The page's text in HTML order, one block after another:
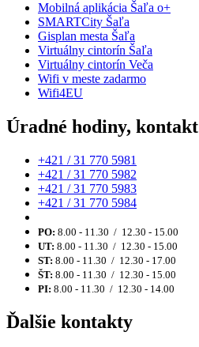
Mobilná aplikácia Šaľa o+
SMARTCity Šaľa
Gisplan mesta Šaľa
Virtuálny cintorín Šaľa
Virtuálny cintorín Veča
Wifi v meste zadarmo
Wifi4EU
Úradné hodiny, kontakt
+421 / 31 770 5981
+421 / 31 770 5982
+421 / 31 770 5983
+421 / 31 770 5984
PO: 8.00 - 11.30 / 12.30 - 15.00
UT: 8.00 - 11.30 / 12.30 - 15.00
ST: 8.00 - 11.30 / 12.30 - 17.00
ŠT: 8.00 - 11.30 / 12.30 - 15.00
PI: 8.00 - 11.30 / 12.30 - 14.00
Ďalšie kontakty